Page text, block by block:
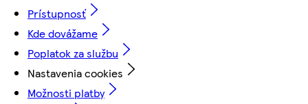
Prístupnosť
Kde dovážame
Poplatok za službu
Nastavenia cookies
Možnosti platby